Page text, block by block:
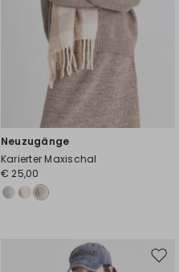
Neuzugänge
Karierter Maxischal
€ 25,00
Auf